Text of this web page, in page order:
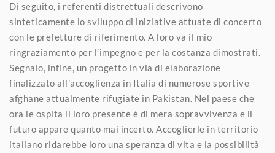
Di seguito, i referenti distrettuali descrivono
sinteticamente lo sviluppo di iniziative attuate di concerto
con le prefetture di riferimento. A loro va il mio
ringraziamento per l’impegno e per la costanza dimostrati.
Segnalo, infine, un progetto in via di elaborazione
finalizzato all’accoglienza in Italia di numerose sportive
afghane attualmente rifugiate in Pakistan. Nel paese che
ora le ospita il loro presente è di mera sopravvivenza e il
futuro appare quanto mai incerto. Accoglierle in territorio
italiano ridarebbe loro una speranza di vita e la possibilità